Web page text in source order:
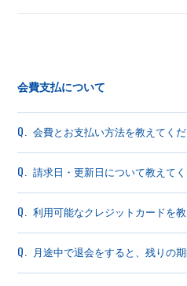
会費支払について
Q. 会費とお支払い方法を教えてくだ
Q. 請求日・更新日について教えてく
Q. 利用可能なクレジットカードを教
Q. 月途中で退会をすると、残りの